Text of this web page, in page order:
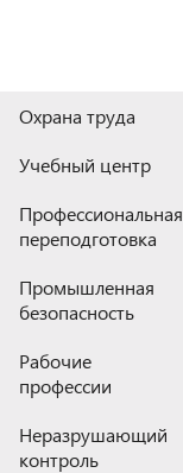
Охрана труда
Учебный центр
Профессиональная
переподготовка
Промышленная
безопасность
Рабочие
профессии
Неразрушающий
контроль